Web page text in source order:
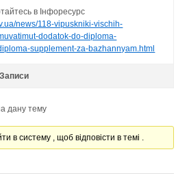
в Інфоресурс
news/118-vipuskniki-vischih-
dodatok-do-diploma-
supplement-za-bazhannyam.html
Записи
дану тему
в систему , щоб відповісти в темі .